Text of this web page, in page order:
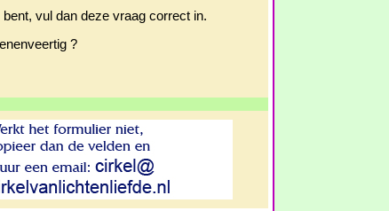
bent, vul dan deze vraag correct in.
?